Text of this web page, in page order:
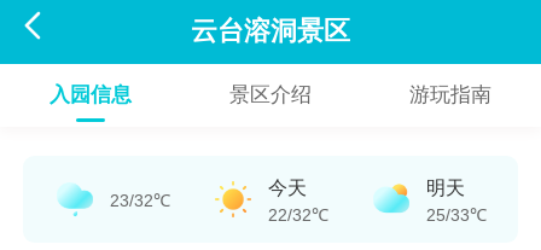
 云台溶洞景区
入园信息 景区介绍 游玩指南
23/32℃
今天
22/32℃
明天
25/33℃